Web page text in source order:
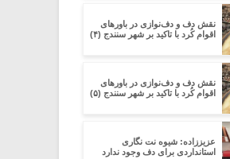
نقش دف و دف‌نوازی در باورهای
اقوام کُرد با تاکید بر شهر سنندج (۴)
نقش دف و دف‌نوازی در باورهای
اقوام کُرد با تاکید بر شهر سنندج (۵)
عزیززاده: شیوه نت نگاری
استانداردی برای دف وجود ندارد